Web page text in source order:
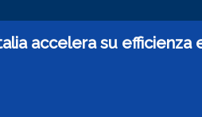
accelera su efficienza